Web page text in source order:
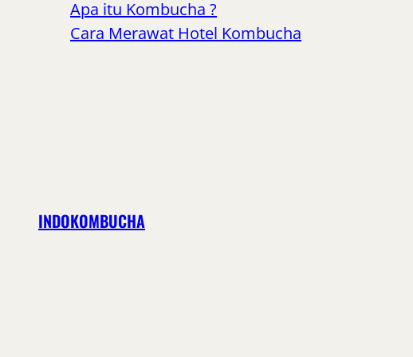
Apa itu Kombucha ?
Cara Merawat Hotel Kombucha
INDOKOMBUCHA